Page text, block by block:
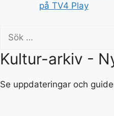
på TV4 Play
efter:
Kultur-arkiv -
Se uppdateringar och